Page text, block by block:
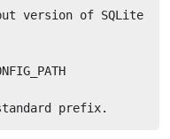
version of SQLite
prefix.